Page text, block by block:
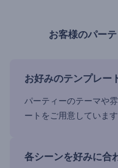
お客様のパー
お好みのテンプレー
パーティーのテーマや
ートをご用意しています
各シーンを好みに合